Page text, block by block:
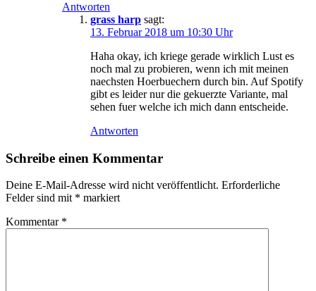
Antworten
grass harp sagt:
13. Februar 2018 um 10:30 Uhr
Haha okay, ich kriege gerade wirklich Lust es
noch mal zu probieren, wenn ich mit meinen
naechsten Hoerbuechern durch bin. Auf Spotify
gibt es leider nur die gekuerzte Variante, mal
sehen fuer welche ich mich dann entscheide.
Antworten
Schreibe einen Kommentar
Deine E-Mail-Adresse wird nicht veröffentlicht. Erforderliche
Felder sind mit * markiert
Kommentar *